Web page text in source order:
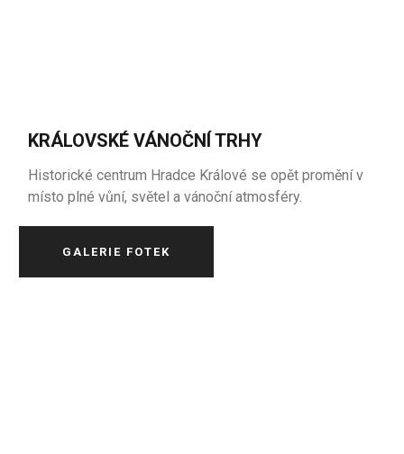
KRÁLOVSKÉ VÁNOČNÍ TRHY
Historické centrum Hradce Králové se opět promění v
místo plné vůní, světel a vánoční atmosféry.
GALERIE FOTEK